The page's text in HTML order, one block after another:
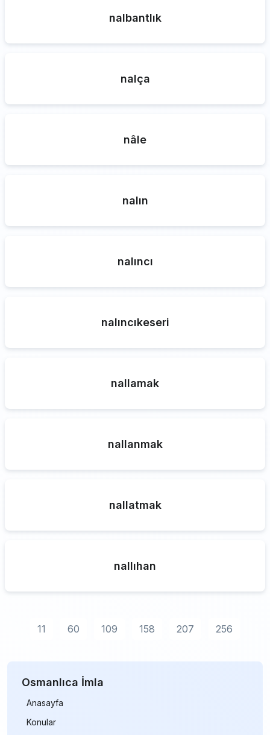
nalbantlık
nalça
nâle
nalın
nalıncı
nalıncıkeseri
nallamak
nallanmak
nallatmak
nallıhan
11 60 109 158 207 256
Osmanlıca İmla
Anasayfa
Konular